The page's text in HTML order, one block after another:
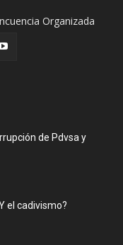
Organizada
de Pdvsa y
el cadivismo?